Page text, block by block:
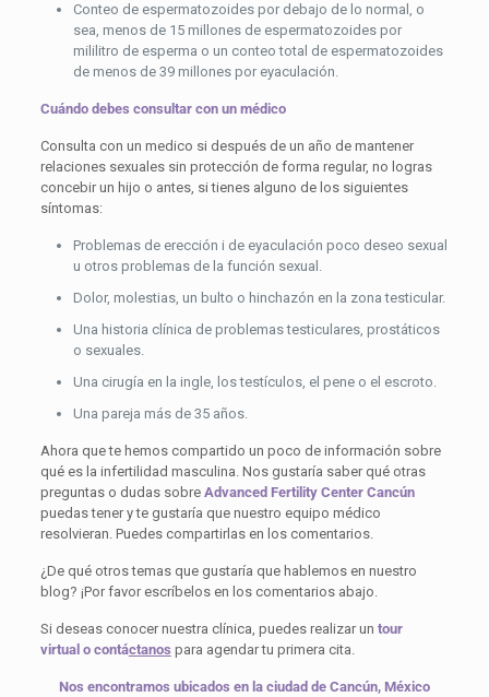
Conteo de espermatozoides por debajo de lo normal, o
sea, menos de 15 millones de espermatozoides por
mililitro de esperma o un conteo total de espermatozoides
de menos de 39 millones por eyaculación.
Cuándo debes consultar con un médico
Consulta con un medico si después de un año de mantener
relaciones sexuales sin protección de forma regular, no logras
concebir un hijo o antes, si tienes alguno de los siguientes
síntomas:
Problemas de erección i de eyaculación poco deseo sexual
u otros problemas de la función sexual.
Dolor, molestias, un bulto o hinchazón en la zona testicular.
Una historia clínica de problemas testiculares, prostáticos
o sexuales.
Una cirugía en la ingle, los testículos, el pene o el escroto.
Una pareja más de 35 años.
Ahora que te hemos compartido un poco de información sobre
qué es la infertilidad masculina. Nos gustaría saber qué otras
preguntas o dudas sobre Advanced Fertility Center Cancún
puedas tener y te gustaría que nuestro equipo médico
resolvieran. Puedes compartirlas en los comentarios.
¿De qué otros temas que gustaría que hablemos en nuestro
blog? ¡Por favor escríbelos en los comentarios abajo.
Si deseas conocer nuestra clínica, puedes realizar un tour
virtual o contáctanos para agendar tu primera cita.
Nos encontramos ubicados en la ciudad de Cancún, México